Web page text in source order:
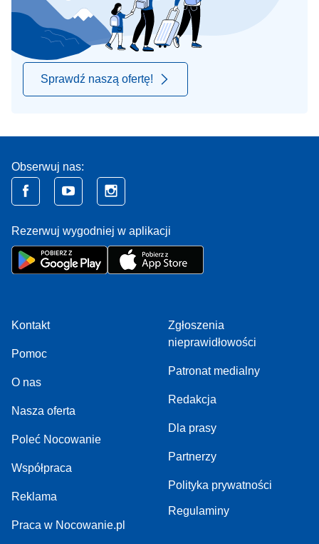
Sprawdź naszą ofertę!
Obserwuj nas:
Rezerwuj wygodniej w aplikacji
Kontakt
Pomoc
O nas
Nasza oferta
Poleć Nocowanie
Współpraca
Reklama
Praca w Nocowanie.pl
Zgłoszenia
nieprawidłowości
Patronat medialny
Redakcja
Dla prasy
Partnerzy
Polityka prywatności
Regulaminy